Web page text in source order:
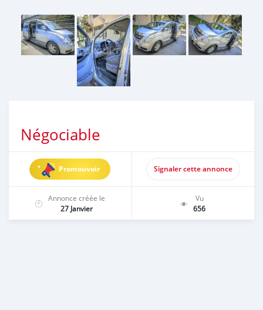
Négociable
Promouvoir Signaler cette annonce
Annonce créée le
27 Janvier
Vu
656